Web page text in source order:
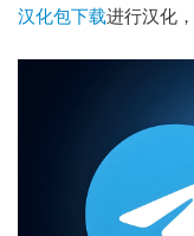
汉化包下载进行汉化